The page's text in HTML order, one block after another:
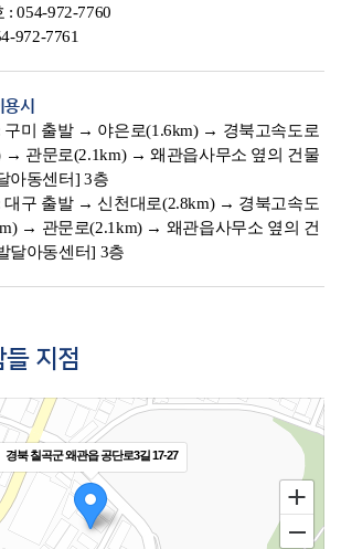
: 054-972-7760
972-7761
시
미 출발 → 야은로(1.6km) → 경북고속도로
→ 관문로(2.1km) → 왜관읍사무소 옆의 건물
아동센터] 3층
구 출발 → 신천대로(2.8km) → 경북고속도
→ 관문로(2.1km) → 왜관읍사무소 옆의 건
달아동센터] 3층
지점
경북 칠곡군 왜관읍 공단로3길 17-27